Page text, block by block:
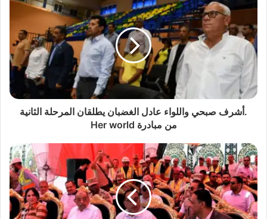
.أشرف صبحي واللواء عادل الغضبان يطلقان المرحلة الثانية
من مبادرة Her world